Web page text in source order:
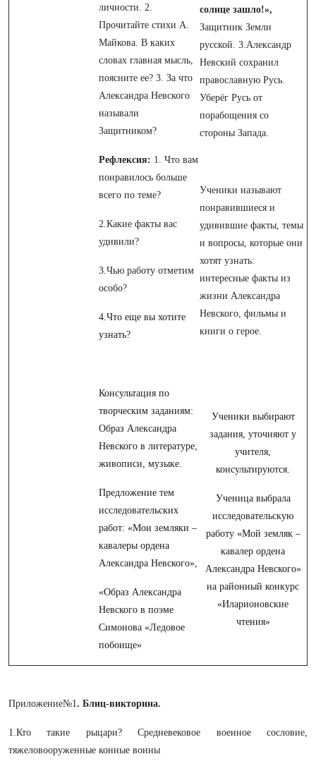
личности. 2.
Прочитайте стихи А.
Майкова. В каких
словах главная мысль,
поясните ее? 3. За что
Александра Невского
называли
Защитником?
Рефлексия: 1. Что вам
понравилось больше
всего по теме?
2.Какие факты вас
удивили?
3.Чью работу отметим
особо?
4.Что еще вы хотите
узнать?
солнце зашло!»,
Защитник Земли
русской. 3.Александр
Невский сохранил
православную Русь.
Уберёг Русь от
порабощения со
стороны Запада.
Ученики называют
понравившиеся и
удивившие факты, темы
и вопросы, которые они
хотят узнать:
интересные факты из
жизни Александра
Невского, фильмы и
книги о герое.
Консультация по
творческим заданиям:
Образ Александра
Невского в литературе,
живописи, музыке.
Предложение тем
исследовательских
работ: «Мои земляки –
кавалеры ордена
Александра Невского»,
«Образ Александра
Невского в поэме
Симонова «Ледовое
побоище»
Ученики выбирают
задания, уточняют у
учителя,
консультируются.
Ученица выбрала
исследовательскую
работу «Мой земляк –
кавалер ордена
Александра Невского»
на районный конкурс
«Иларионовские
чтения»
Приложение№1. Блиц-викторина.
1.Кто такие рыцари? Средневековое военное сословие,
тяжеловооруженные конные воины